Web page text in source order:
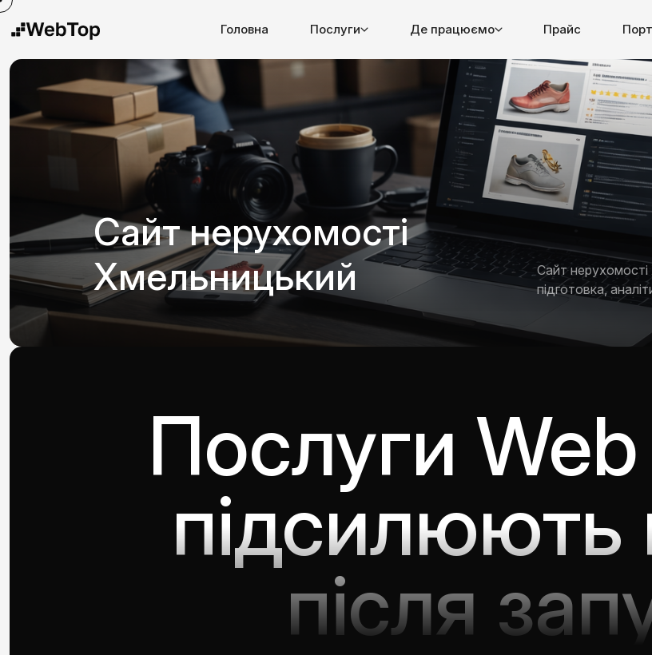
Головна Послуги Де працюємо Прайс
Сайт нерухомості
Хмельницький
Сайт
підготовка,
Послуги Web
підсилюють
після